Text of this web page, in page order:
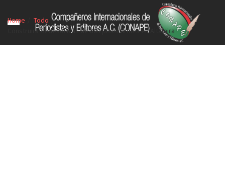
Home
Todo
Construirá Sedesol Más de 800 pisos firmes en Altamira